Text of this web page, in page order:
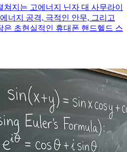
지는 고에너지 닌자 대 사무라이
너지 공격, 극적인 안무, 그리고
은 초현실적인 휴대폰 핸드헬드 스